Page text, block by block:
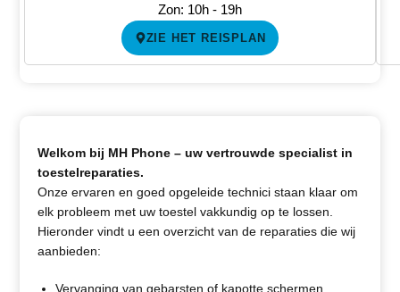
Zon: 10h - 19h
ZIE HET REISPLAN
Welkom bij MH Phone – uw vertrouwde specialist in
toestelreparaties.
Onze ervaren en goed opgeleide technici staan klaar om
elk probleem met uw toestel vakkundig op te lossen.
Hieronder vindt u een overzicht van de reparaties die wij
aanbieden:
Vervanging van gebarsten of kapotte schermen